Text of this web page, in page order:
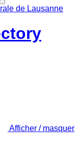
Afficher / masquer